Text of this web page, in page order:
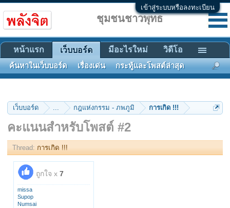
เข้าสู่ระบบหรือลงทะเบียน
เว็บบอร์ด ... กฎแห่งกรรม - ภพภูมิ การเกิด !!!
คะแนนสำหรับโพสต์ #2
Thread: การเกิด !!!
ถูกใจ x 7
missa
Supop
Numsai
ชุมชนชาวพุทธ
หน้าแรก เว็บบอร์ด
ค้นหาในเว็บบอร์ด เรื่องเด่น กระทู้และโพสต์ล่าสุด
มีอะไรใหม่ วิดีโอ